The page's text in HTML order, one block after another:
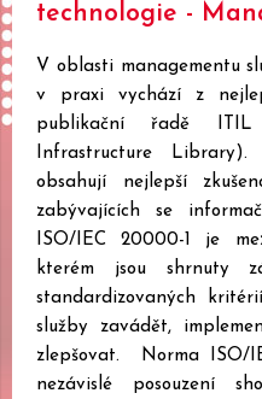
technologie -
V oblasti managementu
v praxi vychází z
publikační řadě ITIL
Infrastructure
obsahují nejlepší
zabývajících se
ISO/IEC 20000-1 je
kterém jsou shrnuty
standardizovaných
služby zavádět,
zlepšovat. Norma ISO/
nezávislé posouzení